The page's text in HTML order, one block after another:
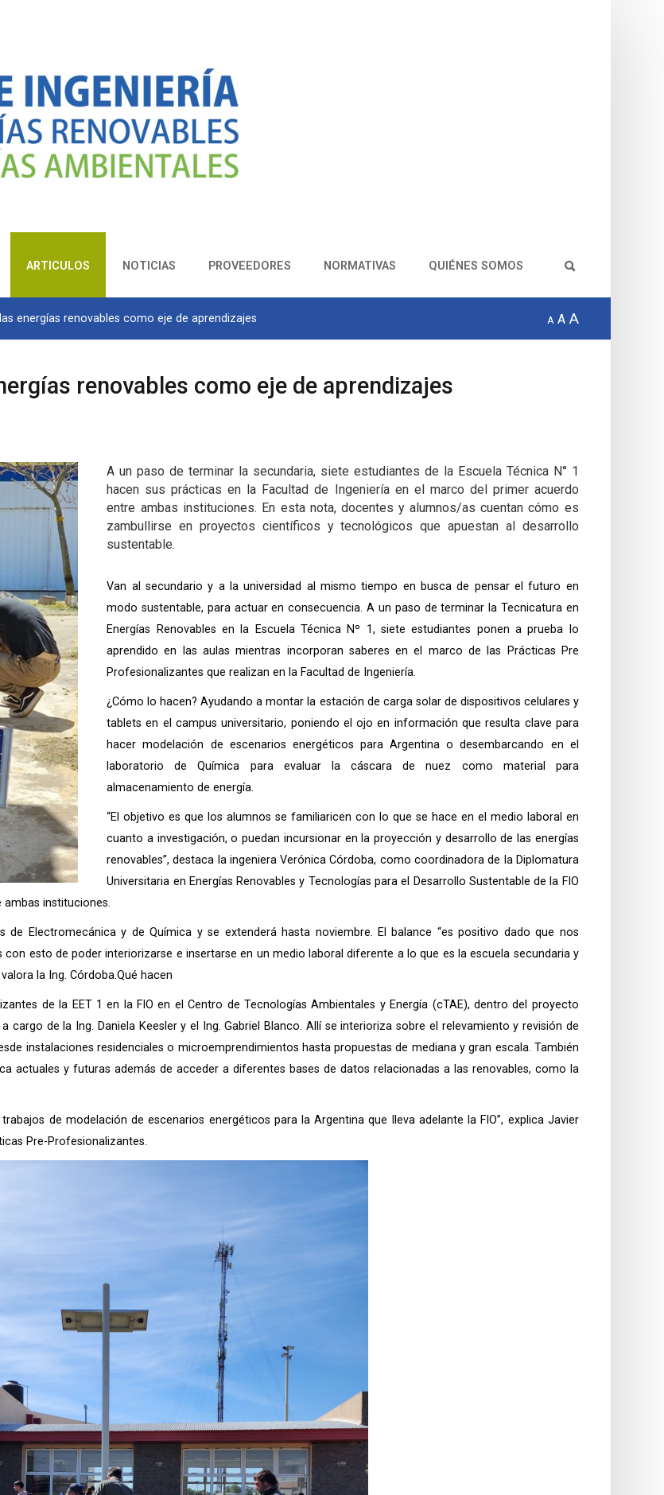
ARTICULOS NOTICIAS PROVEEDORES NORMATIVAS QUIÉNES SOMOS
energías renovables como eje de aprendizajes A A A
renovables como eje de aprendizajes
A un paso de terminar la secundaria, siete estudiantes de la Escuela Técnica N° 1
hacen sus prácticas en la Facultad de Ingeniería en el marco del primer acuerdo
entre ambas instituciones. En esta nota, docentes y alumnos/as cuentan cómo es
zambullirse en proyectos científicos y tecnológicos que apuestan al desarrollo
sustentable.
Van al secundario y a la universidad al mismo tiempo en busca de pensar el futuro en
modo sustentable, para actuar en consecuencia. A un paso de terminar la Tecnicatura en
Energías Renovables en la Escuela Técnica Nº 1, siete estudiantes ponen a prueba lo
aprendido en las aulas mientras incorporan saberes en el marco de las Prácticas Pre
Profesionalizantes que realizan en la Facultad de Ingeniería.
¿Cómo lo hacen? Ayudando a montar la estación de carga solar de dispositivos celulares y
tablets en el campus universitario, poniendo el ojo en información que resulta clave para
hacer modelación de escenarios energéticos para Argentina o desembarcando en el
laboratorio de Química para evaluar la cáscara de nuez como material para
almacenamiento de energía.
“El objetivo es que los alumnos se familiaricen con lo que se hace en el medio laboral en
cuanto a investigación, o puedan incursionar en la proyección y desarrollo de las energías
renovables”, destaca la ingeniera Verónica Córdoba, como coordinadora de la Diplomatura
Universitaria en Energías Renovables y Tecnologías para el Desarrollo Sustentable de la FIO
ambas instituciones.
Electromecánica y de Química y se extenderá hasta noviembre. El balance “es positivo dado que nos
esto de poder interiorizarse e insertarse en un medio laboral diferente a lo que es la escuela secundaria y
la Ing. Córdoba.Qué hacen
de la EET 1 en la FIO en el Centro de Tecnologías Ambientales y Energía (cTAE), dentro del proyecto
cargo de la Ing. Daniela Keesler y el Ing. Gabriel Blanco. Allí se interioriza sobre el relevamiento y revisión de
instalaciones residenciales o microemprendimientos hasta propuestas de mediana y gran escala. También
actuales y futuras además de acceder a diferentes bases de datos relacionadas a las renovables, como la
de modelación de escenarios energéticos para la Argentina que lleva adelante la FIO”, explica Javier
Pre-Profesionalizantes.